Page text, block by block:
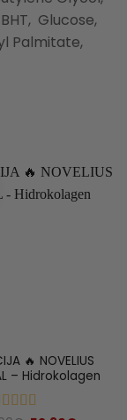
Glucose,
Palmitate,
🔥 NOVELIUS
– Hidrokolagen